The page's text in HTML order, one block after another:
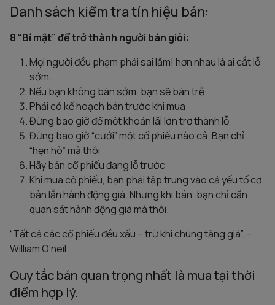
Danh sách kiểm tra tín hiệu bán:
8 “Bí mật” để trở thành người bán giỏi:
Mọi người đều phạm phải sai lầm! hơn nhau là ai cắt lỗ
sớm.
Nếu bạn không bán sớm, bạn sẽ bán trễ
Phải có kế hoạch bán trước khi mua
Đừng bao giờ để một khoản lãi lớn trở thành lỗ
Đừng bao giờ “cưới” một cổ phiếu nào cả. Bạn chỉ
“hẹn hò” mà thôi
Hãy bán cổ phiếu đang lỗ trước
Khi mua cổ phiếu, bạn phải tập trung vào cả yếu tố cơ
bản lẫn hành động giá. Nhưng khi bán, bạn chỉ cần
quan sát hành động giá mà thôi.
“Tất cả các cổ phiếu đều xấu – trừ khi chúng tăng giá”. –
William O’neil
Quy tắc bán quan trọng nhất là mua tại thời
điểm hợp lý.